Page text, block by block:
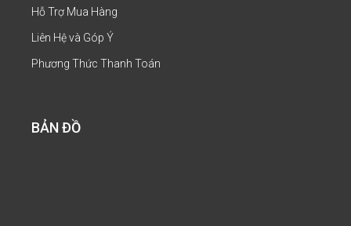
Hỗ Trợ Mua Hàng
Liên Hệ và Góp Ý
Phương Thức Thanh Toán
BẢN ĐỒ